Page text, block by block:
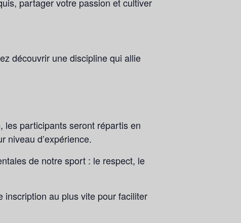
découvrir une discipline qui allie
les participants seront répartis en
niveau d’expérience.
de notre sport : le respect, le
inscription au plus vite pour faciliter